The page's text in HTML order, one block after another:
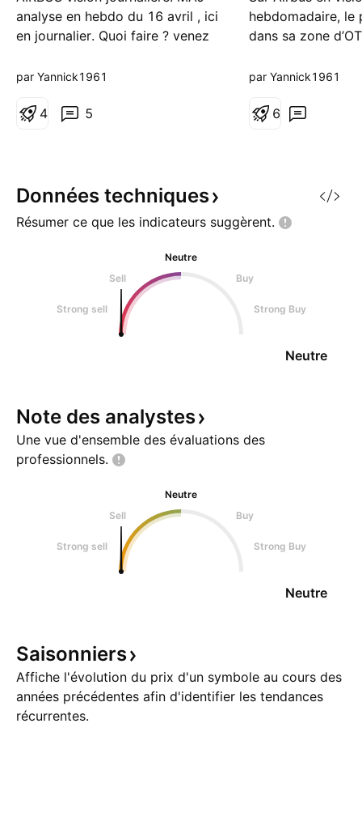
analyse en hebdo du 16 avril , ici
en journalier. Quoi faire ? venez
souhaitent analyser la structure
dans mon contenu habituel
par Yannick1961
5
4
hebdomadaire, le
dans sa zone
sur un niveau
d’accumulation
par Yannick1961
6
Données techniques
Résumer ce que les indicateurs suggèrent.
Neutre
Sell
Buy
Strong sell Strong Buy
Neutre
Note des analystes
Une vue d'ensemble des évaluations des
professionnels.
Neutre
Sell
Buy
Strong sell Strong Buy
Neutre
Saisonniers
Affiche l'évolution du prix d'un symbole au cours des
années précédentes afin d'identifier les tendances
récurrentes.